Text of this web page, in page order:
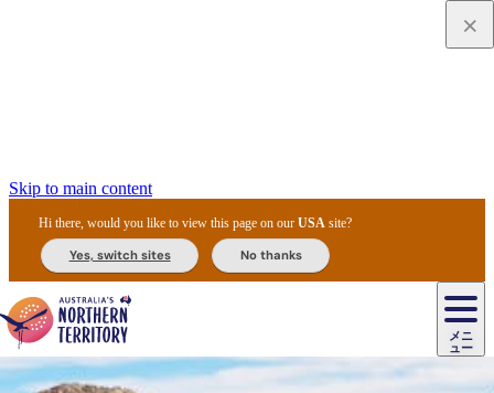
Skip to main content
Hi there, would you like to view this page on ourUSA site?
Yes, switch sites No thanks
メニ
ュー
ア
ーダ
ス
カ
カ
フ
ル
ル
ジ
ジ
ャ/
住
民
ド
＆
バ
ア・
ア
ド
同
機
プ
ラ